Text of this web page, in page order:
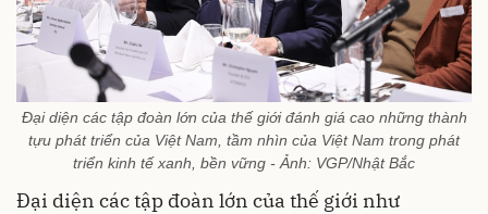
Đại diện các tập đoàn lớn của thế giới đánh giá cao những thành
tựu phát triển của Việt Nam, tầm nhìn của Việt Nam trong phát
triển kinh tế xanh, bền vững - Ảnh: VGP/Nhật Bắc
Đại diện các tập đoàn lớn của thế giới như